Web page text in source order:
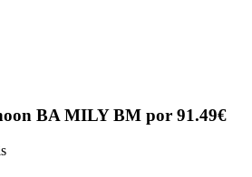
BA MILY BM por 91.49€